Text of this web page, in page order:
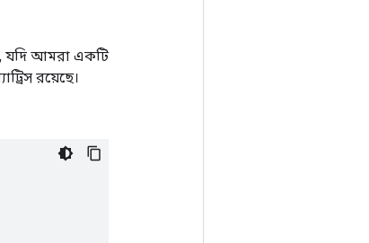
যদি আমরা একটি
রয়েছে।